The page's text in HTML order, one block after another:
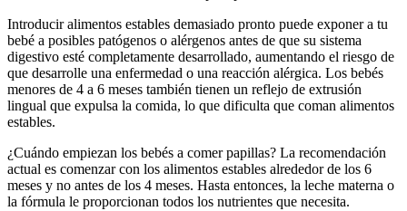
Introducir alimentos estables demasiado pronto puede exponer a tu
bebé a posibles patógenos o alérgenos antes de que su sistema
digestivo esté completamente desarrollado, aumentando el riesgo de
que desarrolle una enfermedad o una reacción alérgica. Los bebés
menores de 4 a 6 meses también tienen un reflejo de extrusión
lingual que expulsa la comida, lo que dificulta que coman alimentos
estables.
¿Cuándo empiezan los bebés a comer papillas? La recomendación
actual es comenzar con los alimentos estables alrededor de los 6
meses y no antes de los 4 meses. Hasta entonces, la leche materna o
la fórmula le proporcionan todos los nutrientes que necesita.